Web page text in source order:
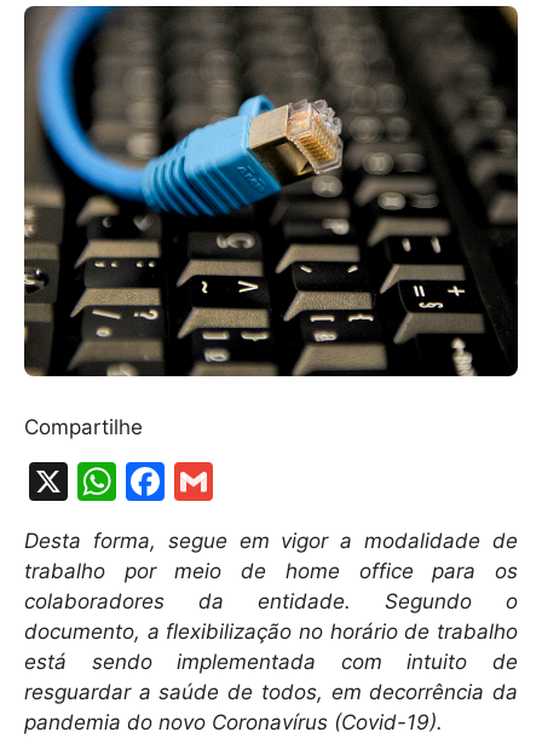
Compartilhe
X
W
at
s
A
p
p
F
c
b
o
o
ai
l
Desta forma, segue em vigor a modalidade de
trabalho por meio de home office para os
colaboradores da entidade. Segundo o
documento, a flexibilização no horário de trabalho
está sendo implementada com intuito de
resguardar a saúde de todos, em decorrência da
pandemia do novo Coronavírus (Covid-19).